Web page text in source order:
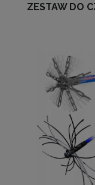
ZESTAW DO